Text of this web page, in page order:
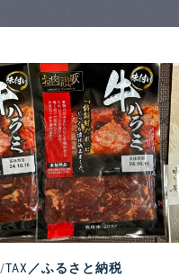
/TAX／ふるさと納税